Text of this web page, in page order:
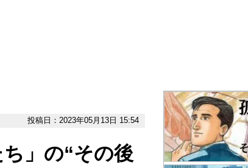
投稿日：2023年05月13日 15:54
」の“その後